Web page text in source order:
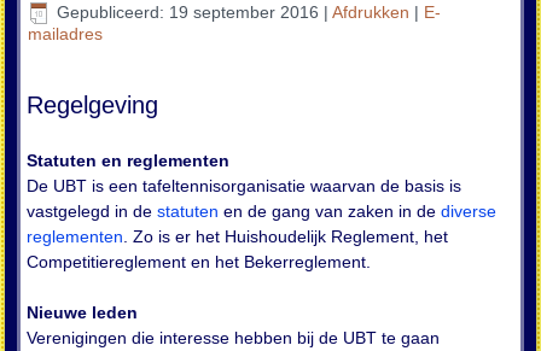
Gepubliceerd: 19 september 2016 |Afdrukken | E-
mailadres
Regelgeving
Statuten en reglementen
De UBT is een tafeltennisorganisatie waarvan de basis is
vastgelegd in destatuten en de gang van zaken in dediverse
reglementen . Zo is er het Huishoudelijk Reglement, het
Competitiereglement en het Bekerreglement.
Nieuwe leden
Verenigingen die interesse hebben bij de UBT te gaan